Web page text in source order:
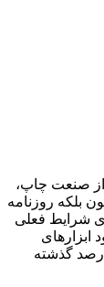
از صنعت چاپ،
بلکه روزنامه
شرایط فعلی
ابزارهای
گذشته